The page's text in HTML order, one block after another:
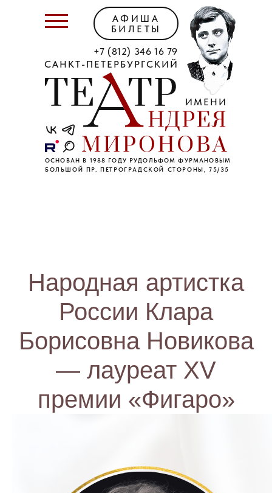
САНКТ-ПЕТЕРБУРГСКИЙ
ИМЕНИ
ОСНОВАН В 1988 ГОДУ РУДОЛЬФОМ ФУРМАНОВЫМ
+7 (812) 346 16 79
БОЛЬШОЙ ПР. ПЕТРОГРАДСКОЙ СТОРОНЫ, 75/35
АФИША
БИЛЕТЫ
Народная артистка
России Клара
Борисовна Новикова
— лауреат XV
премии «Фигаро»